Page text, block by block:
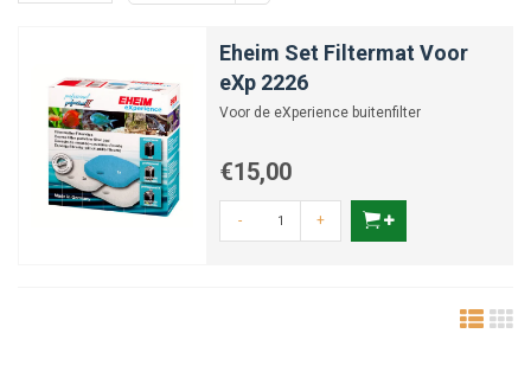
Eheim Set Filtermat Voor
eXp 2226
Voor de eXperience buitenfilter
€15,00
- +